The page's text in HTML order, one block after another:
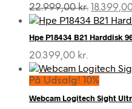
22.999,00kr. Den
var:
Hpe P18434 B21 Harddisk
20.399,00 kr.
På Udsalg! 10%
Webcam Logitech Sight